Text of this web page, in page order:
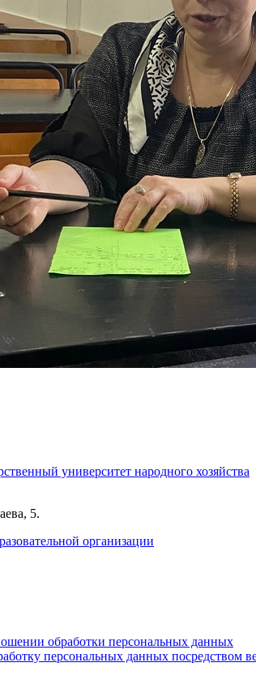
университет народного хозяйства
5.
организации
обработки персональных данных
персональных данных посредством